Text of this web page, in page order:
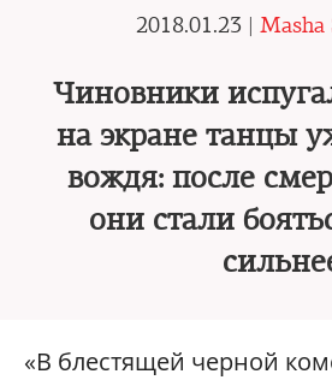
2018.01.23 |
Чиновники
на экране танцы
вождя: после
они стали
«В блестящей черной